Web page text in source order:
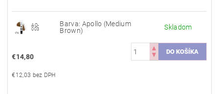
AQ-
003
Barva: Apollo (Medium
Brown)
Skladom
€14,80
€12,03 bez DPH